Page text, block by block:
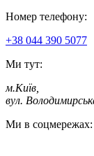
Номер телефону:
+38 044 390 5077
Ми тут:
м.Київ
вул.
Ми в соцмережах: